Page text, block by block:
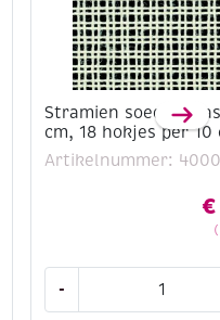
Stramien
cm, 18 hokjes per 10
Artikelnummer:
€
-